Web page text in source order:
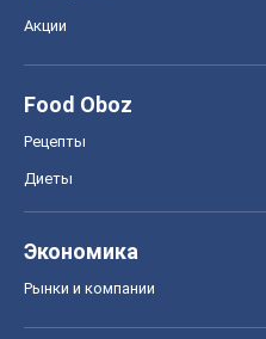
Акции
Food Oboz
Рецепты
Диеты
Экономика
Рынки и компании